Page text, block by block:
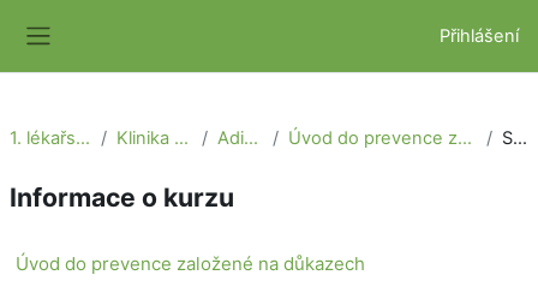
Přihlášení
1. lékařská fakulta Klinika adiktologie Adiktologie Úvod do prevence založené na důkazech Souhrn
Informace o kurzu
Úvod do prevence založené na důkazech